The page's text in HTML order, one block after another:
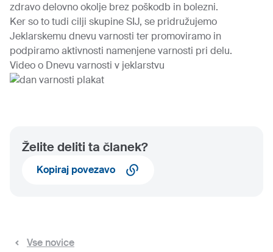
zdravo delovno okolje brez poškodb in bolezni.
Ker so to tudi cilji skupine SIJ, se pridružujemo
Jeklarskemu dnevu varnosti ter promoviramo in
podpiramo aktivnosti namenjene varnosti pri delu.
Video o Dnevu varnosti v jeklarstvu
Želite deliti ta članek?
Kopiraj povezavo
Vse novice